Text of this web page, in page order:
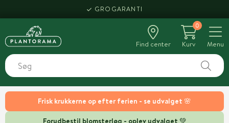
Frisk krukkerne op efter ferien - se udvalget 🌸
Forudbestil blomsterløg - oplev udvalget 💚
GROGARANTI
Find center
0
Kurv
Menu